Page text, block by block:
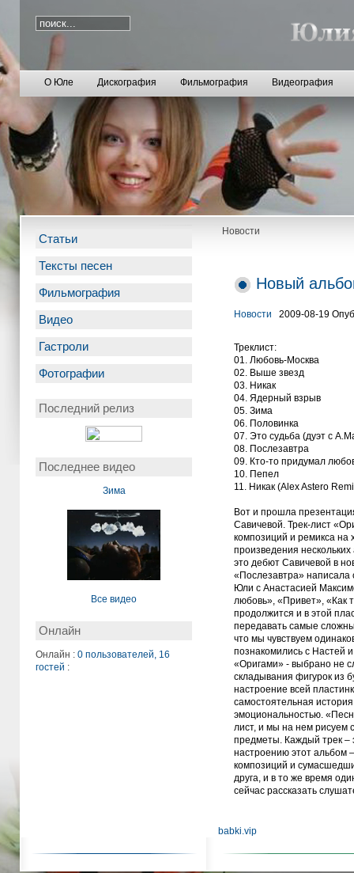
О Юле Дискография Фильмография Видеография
Статьи
Тексты песен
Фильмография
Видео
Гастроли
Фотографии
Последний релиз
Последнее видео
Зима
Все видео
Онлайн
Онлайн : 0 пользователей, 16
гостей :
Новости
Новый
Новости 2009-08-19
Треклист:
01. Любовь-Москва
02. Выше звезд
03. Никак
04. Ядерный взрыв
05. Зима
06. Половинка
07. Это судьба (дуэт с
08. Послезавтра
09. Кто-то придумал
10. Пепел
11. Никак (Alex Astero
Вот и прошла
Савичевой. Трек-лист
композиций и ремикса на
произведения
это дебют Савичевой в
«Послезавтра» написала
Юли с Анастасией
любовь», «Привет», «Как
продолжится и в этой
передавать самые
что мы чувствуем
познакомились с Настей
«Оригами» - выбрано не
складывания фигурок из
настроение всей
самостоятельная
эмоциональностью.
лист, и мы на нем рисуем
предметы. Каждый трек –
настроению этот альбом
композиций и
друга, и в то же время
сейчас рассказать
babki.vip